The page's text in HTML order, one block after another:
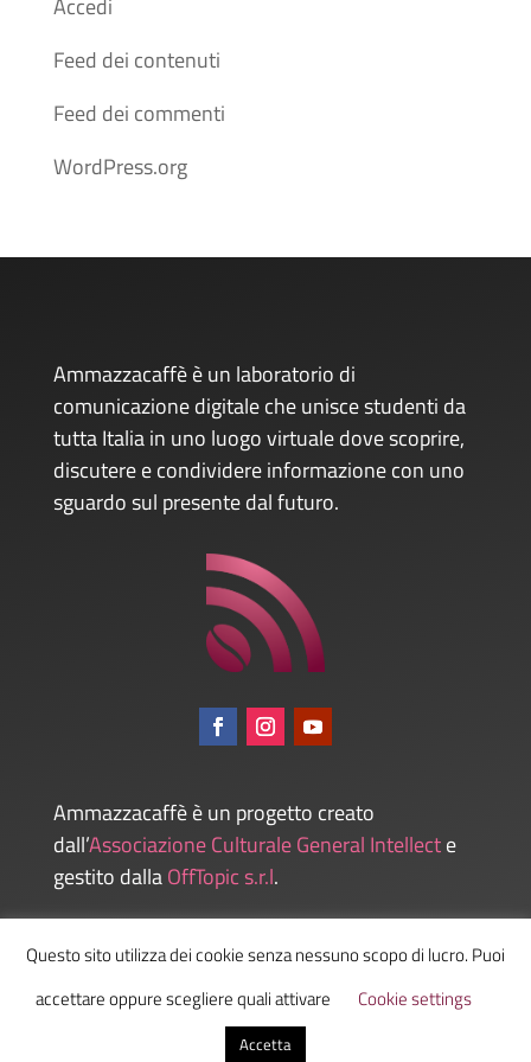
Feed dei contenuti
Feed dei commenti
WordPress.org
Ammazzacaffè è un laboratorio di
comunicazione digitale che unisce studenti da
tutta Italia in uno luogo virtuale dove scoprire,
discutere e condividere informazione con uno
sguardo sul presente dal futuro.
Ammazzacaffè è un progetto creato
dall’Associazione Culturale General Intellecte
gestito dallaOffTopic s.r.l.
Admin
Questo sito utilizza dei cookie senza nessuno scopo di lucro. Puoi
accettare oppure scegliere quali attivare
Cookie settings
Accetta